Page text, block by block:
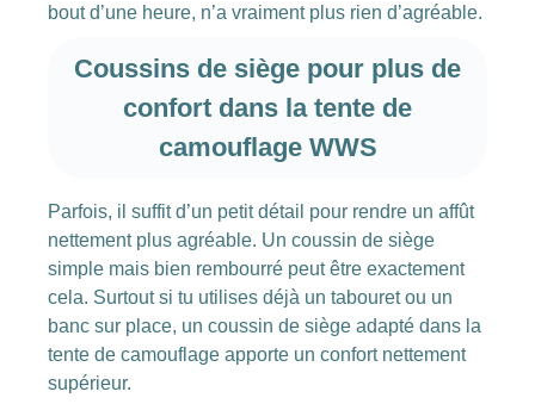
bout d’une heure, n’a vraiment plus rien d’agréable.
Coussins de siège pour plus de
confort dans la tente de
camouflage WWS
Parfois, il suffit d’un petit détail pour rendre un affût
nettement plus agréable. Un coussin de siège
simple mais bien rembourré peut être exactement
cela. Surtout si tu utilises déjà un tabouret ou un
banc sur place, un coussin de siège adapté dans la
tente de camouflage apporte un confort nettement
supérieur.